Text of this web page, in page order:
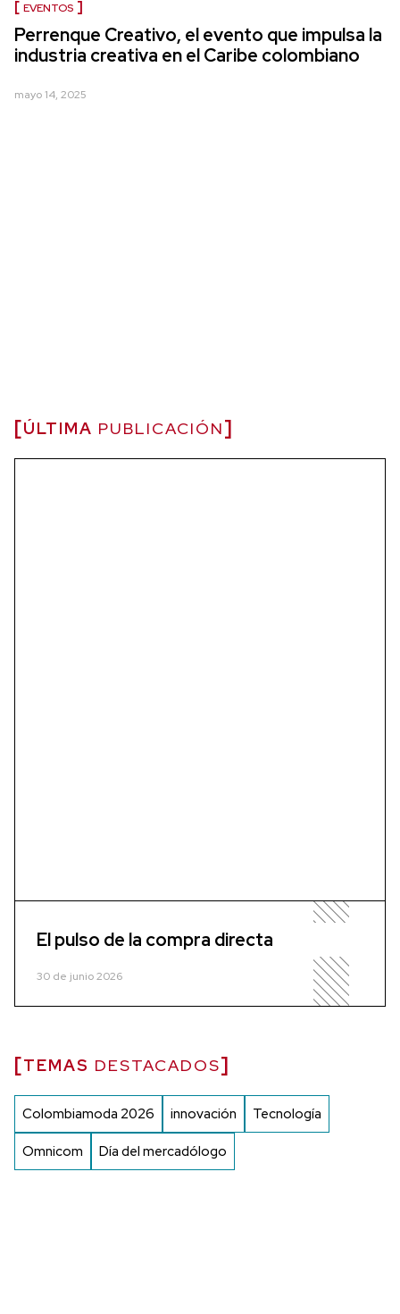
EVENTOS
Perrenque Creativo, el evento que impulsa la
industria creativa en el Caribe colombiano
mayo 14, 2025
ÚLTIMA PUBLICACIÓN
El pulso de la compra directa
30 de junio 2026
TEMAS DESTACADOS
Colombiamoda 2026 innovación Tecnología
Omnicom Día del mercadólogo